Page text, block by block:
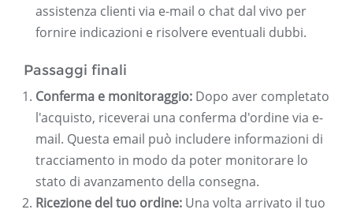
assistenza clienti via e-mail o chat dal vivo per
fornire indicazioni e risolvere eventuali dubbi.
Passaggi finali
Conferma e monitoraggio: Dopo aver completato
l'acquisto, riceverai una conferma d'ordine via e-
mail. Questa email può includere informazioni di
tracciamento in modo da poter monitorare lo
stato di avanzamento della consegna.
Ricezione del tuo ordine: Una volta arrivato il tuo